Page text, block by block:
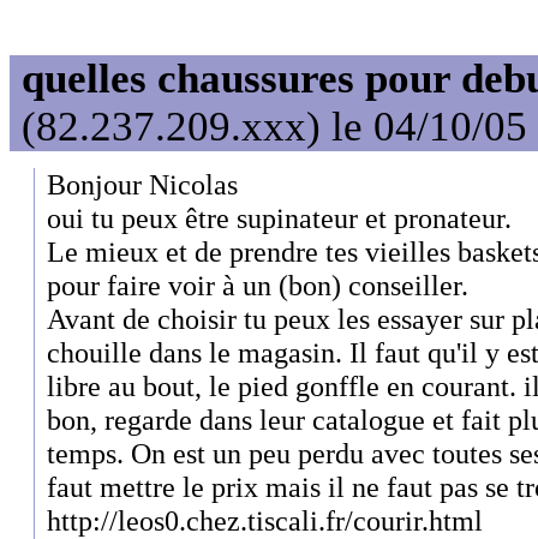
quelles chaussures pour
(82.237.209.xxx) le 04/10/05
Bonjour Nicolas
oui tu peux être supinateur et pronateur.
Le mieux et de prendre tes vieilles
pour faire voir à un (bon) conseiller.
Avant de choisir tu peux les essayer sur
chouille dans le magasin. Il faut qu'il y
libre au bout, le pied gonffle en courant.
bon, regarde dans leur catalogue et fait
temps. On est un peu perdu avec toutes
faut mettre le prix mais il ne faut pas se
http://leos0.chez.tiscali.fr/courir.html